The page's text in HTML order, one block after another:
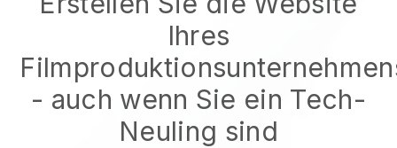
Ihres
- auch wenn Sie ein Tech-
Neuling sind